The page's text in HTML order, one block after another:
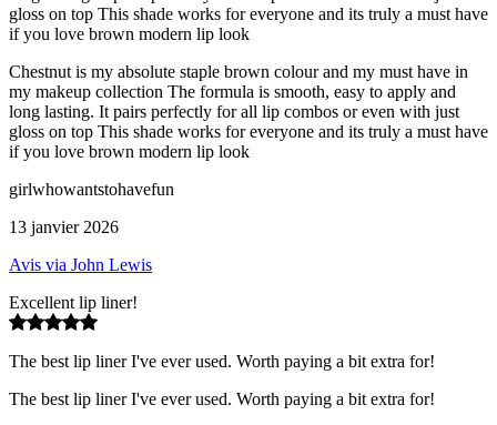
gloss on top This shade works for everyone and its truly a must have
if you love brown modern lip look
Chestnut is my absolute staple brown colour and my must have in
my makeup collection The formula is smooth, easy to apply and
long lasting. It pairs perfectly for all lip combos or even with just
gloss on top This shade works for everyone and its truly a must have
if you love brown modern lip look
girlwhowantstohavefun
13 janvier 2026
Avis via John Lewis
Excellent lip liner!
The best lip liner I've ever used. Worth paying a bit extra for!
The best lip liner I've ever used. Worth paying a bit extra for!